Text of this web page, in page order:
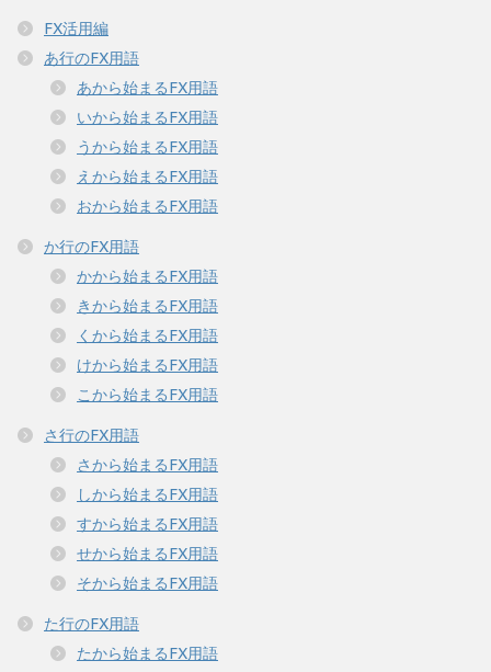
FX活用編
あ行のFX用語
あから始まるFX用語
いから始まるFX用語
うから始まるFX用語
えから始まるFX用語
おから始まるFX用語
か行のFX用語
かから始まるFX用語
きから始まるFX用語
くから始まるFX用語
けから始まるFX用語
こから始まるFX用語
さ行のFX用語
さから始まるFX用語
しから始まるFX用語
すから始まるFX用語
せから始まるFX用語
そから始まるFX用語
た行のFX用語
たから始まるFX用語